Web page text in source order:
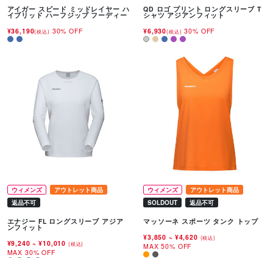
アイガー スピード ミッドレイヤー ハ
イブリッド ハーフジップ フーディー
¥36,190(税込) 30% OFF
QD ロゴ プリント ロングスリーブ T
シャツ アジアンフィット
¥6,930(税込) 30% OFF
ウィメンズ
アウトレット商品
返品不可
エナジー FL ロングスリーブ アジア
ンフィット
¥9,240~ ¥10,010 (税込)
MAX 30% OFF
ウィメンズ
アウトレット商品
SOLDOUT
返品不可
マッソーネ スポーツ タンク トップ
¥3,850 ~ ¥4,620 (税込)
MAX 50% OFF